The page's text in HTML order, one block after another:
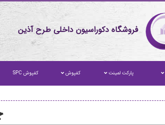
فروشگاه دکوراسیون داخلی طرح آذین
پارکت لمینت کفپوش کفپوش SPC